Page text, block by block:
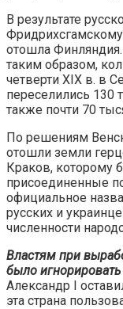
В результате
отошла Финляндия.
таким образом,
четверти XIX в. в
переселились 130
также почти 70
По решениям
отошли земли
Краков, которому
присоединенные
официальное
русских и
численности
Властям при
было
Александр I
эта страна